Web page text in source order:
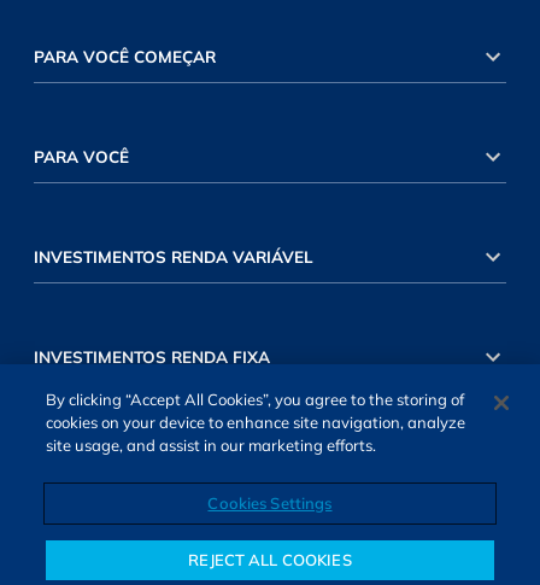
PARA VOCÊ COMEÇAR
PARA VOCÊ
INVESTIMENTOS RENDA VARIÁVEL
INVESTIMENTOS RENDA FIXA
Cookies Settings
By clicking “Accept All Cookies”, you agree to the storing of
cookies on your device to enhance site navigation, analyze
site usage, and assist in our marketing efforts.
Cookies Settings
REJECT ALL COOKIES